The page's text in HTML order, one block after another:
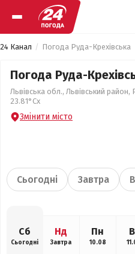
24 Канал Погода Руда-Крехівська
Погода Руда-
Львівська обл., Львівський
23.81°Сх
Змінити місто
Сьогодні Завтра
Сб
Сьогодні
Нд
Завтра
Пн
10.08